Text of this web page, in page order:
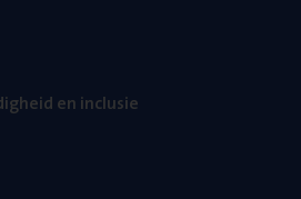
en inclusie